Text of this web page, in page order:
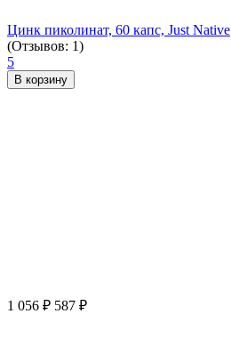
Цинк пиколинат, 60 капс, Just Native
(Отзывов: 1)
5
В корзину
1 056 ₽ 587 ₽